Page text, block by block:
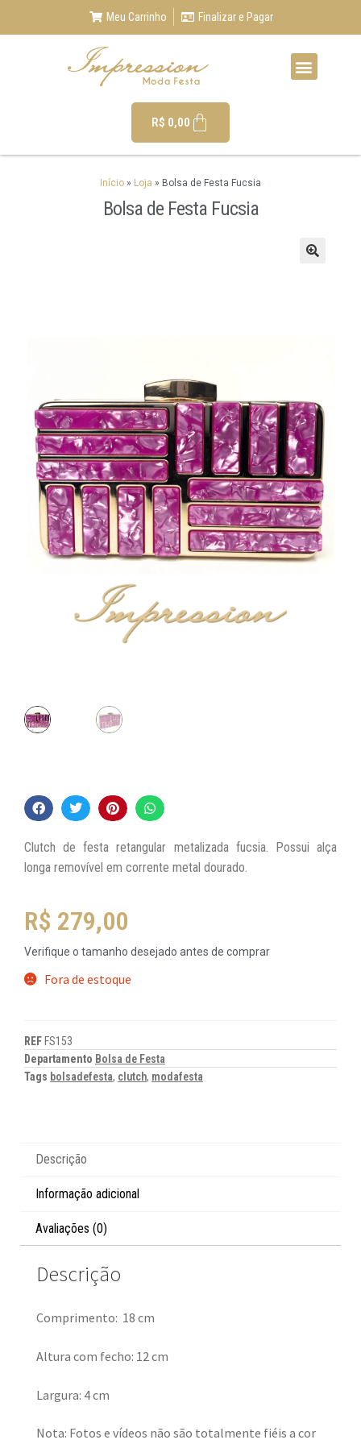
Meu Carrinho Finalizar e Pagar
R$ 0,00
Início » Loja » Bolsa de Festa Fucsia
Bolsa de Festa Fucsia
Clutch de festa retangular metalizada fucsia. Possui alça
longa removível em corrente metal dourado.
R$ 279,00
Verifique o tamanho desejado antes de comprar
Fora de estoque
REF FS153
Departamento Bolsa de Festa
Tags bolsadefesta, clutch, modafesta
Descrição
Informação adicional
Avaliações (0)
Descrição
Comprimento: 18 cm
Altura com fecho: 12 cm
Largura: 4 cm
Nota: Fotos e vídeos não são totalmente fiéis a cor